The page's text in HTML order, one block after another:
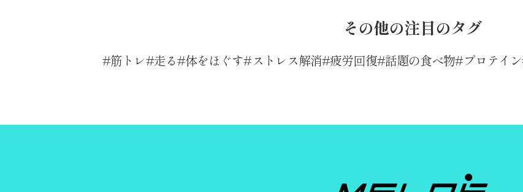
その他の注目のタグ
筋トレ 走る 体をほぐす ストレス解消 疲労回復 話題の食べ物 プロテイン